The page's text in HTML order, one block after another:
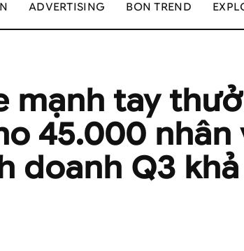
ADVERTISING BON TREND
mạnh tay
45.000 nhân
doanh Q3 khả